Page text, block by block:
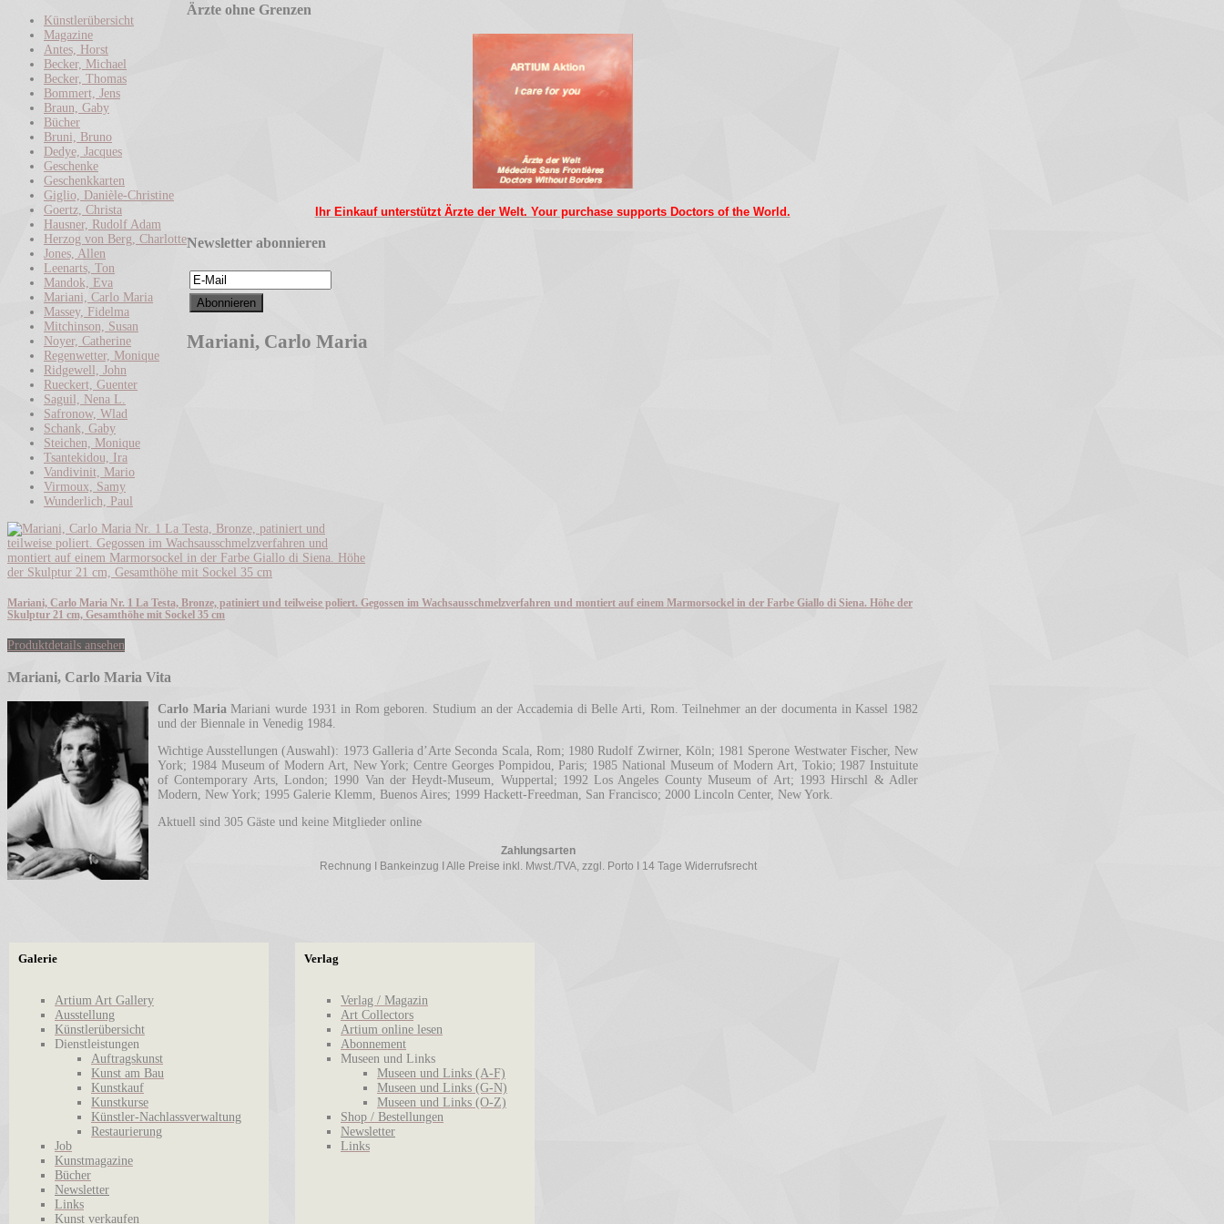
Künstlerübersicht
Magazine
Antes, Horst
Becker, Michael
Becker, Thomas
Bommert, Jens
Braun, Gaby
Bücher
Bruni, Bruno
Dedye, Jacques
Geschenke
Geschenkkarten
Giglio, Danièle-Christine
Goertz, Christa
Hausner, Rudolf Adam
Herzog von Berg, Charlotte
Jones, Allen
Leenarts, Ton
Mandok, Eva
Mariani, Carlo Maria
Massey, Fidelma
Mitchinson, Susan
Noyer, Catherine
Regenwetter, Monique
Ridgewell, John
Rueckert, Guenter
Saguil, Nena L.
Safronow, Wlad
Schank, Gaby
Steichen, Monique
Tsantekidou, Ira
Vandivinit, Mario
Virmoux, Samy
Wunderlich, Paul
Ärzte ohne Grenzen
Ihr Einkauf unterstützt Ärzte der Welt. Your purchase supports Doctors of the World.
Newsletter abonnieren
Mariani, Carlo Maria
Mariani, Carlo Maria Nr. 1 La Testa, Bronze, patiniert und teilweise poliert. Gegossen im Wachsausschmelzverfahren und montiert auf einem Marmorsockel in der Farbe Giallo di Siena. Höhe der
Skulptur 21 cm, Gesamthöhe mit Sockel 35 cm
Produktdetails ansehen
Mariani, Carlo Maria Vita
Carlo MariaMariani wurde 1931 in Rom geboren. Studium an der Accademia di Belle Arti, Rom. Teilnehmer an der documenta in Kassel 1982
und der Biennale in Venedig 1984.
Wichtige Ausstellungen (Auswahl): 1973 Galleria d’Arte Seconda Scala, Rom; 1980 Rudolf Zwirner, Köln; 1981 Sperone Westwater Fischer, New
York; 1984 Museum of Modern Art, New York; Centre Georges Pompidou, Paris; 1985 National Museum of Modern Art, Tokio; 1987 Instuitute
of Contemporary Arts, London; 1990 Van der Heydt-Museum, Wuppertal; 1992 Los Angeles County Museum of Art; 1993 Hirschl & Adler
Modern, New York; 1995 Galerie Klemm, Buenos Aires; 1999 Hackett-Freedman, San Francisco; 2000 Lincoln Center, New York.
Aktuell sind 305 Gäste und keine Mitglieder online
Zahlungsarten
Rechnung I Bankeinzug I Alle Preise inkl. Mwst./TVA, zzgl. Porto I 14 Tage Widerrufsrecht
Galerie
Artium Art Gallery
Ausstellung
Künstlerübersicht
Dienstleistungen
Auftragskunst
Kunst am Bau
Kunstkauf
Kunstkurse
Künstler-Nachlassverwaltung
Restaurierung
Job
Kunstmagazine
Bücher
Newsletter
Links
Kunst verkaufen
Verlag
Verlag / Magazin
Art Collectors
Artium online lesen
Abonnement
Museen und Links
Museen und Links (A-F)
Museen und Links (G-N)
Museen und Links (O-Z)
Shop / Bestellungen
Newsletter
Links